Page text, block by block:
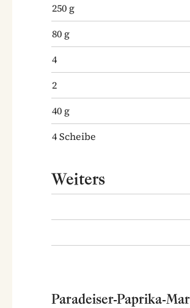
250 g
80 g
4
2
40 g
4Scheibe
Weiters
Paradeiser-Paprika-